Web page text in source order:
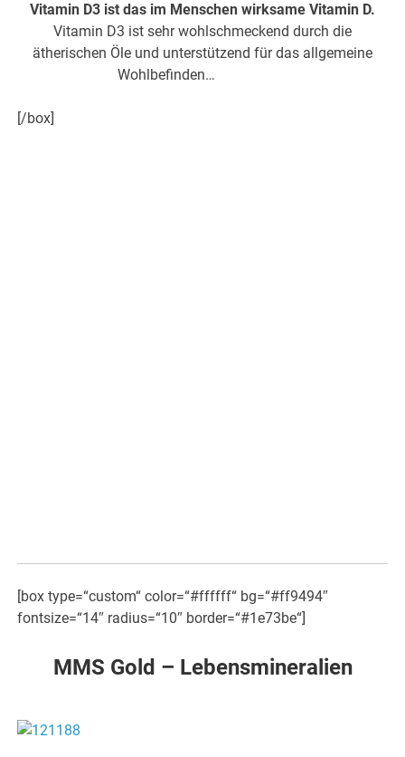
Vitamin D3 ist das im Menschen wirksame Vitamin D.
Vitamin D3 ist sehr wohlschmeckend durch die
ätherischen Öle und unterstützend für das allgemeine
Wohlbefinden…
[/box]
[box type=“custom“ color=“#ffffff“ bg=“#ff9494″
fontsize=“14″ radius=“10″ border=“#1e73be“]
MMS Gold – Lebensmineralien